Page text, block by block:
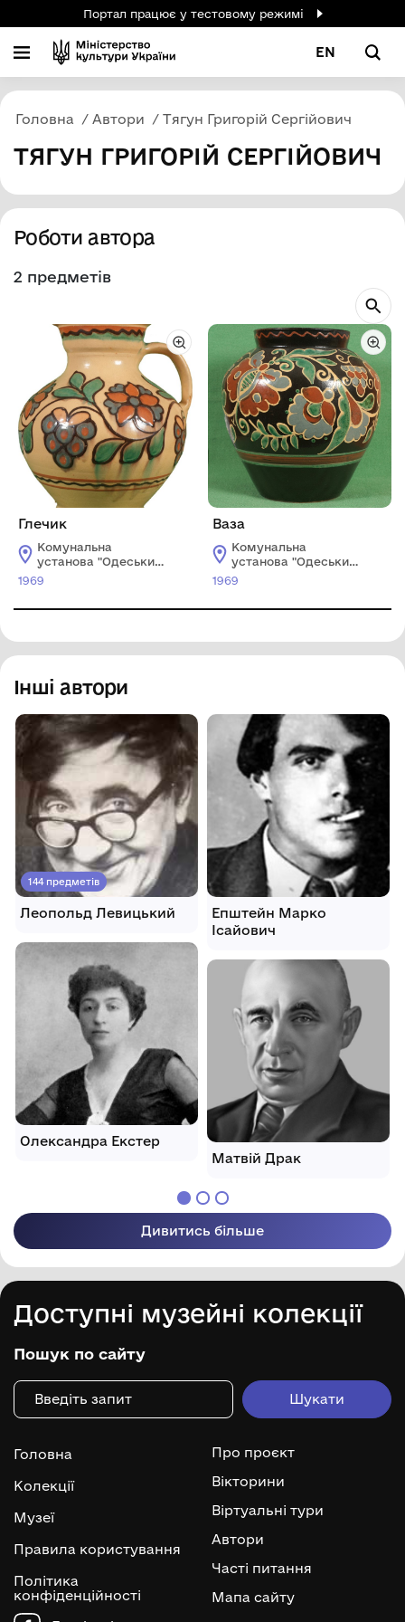
Портал працює у тестовому режимі
EN
Головна Автори Тягун Григорій Сергійович
ТЯГУН ГРИГОРІЙ СЕРГІЙОВИЧ
Роботи автора
2 предметів
Глечик
Комунальна
установа "Одеський
національний
1969
Ваза
Комунальна
установа "Одеський
національний
1969
Інші автори
144 предметів
Леопольд Левицький
Олександра Екстер
Епштейн Марко
Ісайович
Матвій Драк
Дивитись більше
Доступні музейні колекції
Пошук по сайту
Головна
Колекції
Музеї
Правила користування
Політика
конфіденційності
Про проєкт
Вікторини
Віртуальні тури
Автори
Часті питання
Мапа сайту